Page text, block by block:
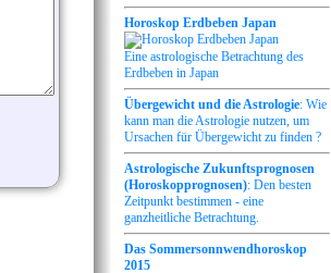
Horoskop Erdbeben Japan
Eine astrologische Betrachtung des
Erdbeben in Japan
Übergewicht und die Astrologie: Wie
kann man die Astrologie nutzen, um
Ursachen für Übergewicht zu finden ?
Astrologische Zukunftsprognosen
(Horoskopprognosen): Den besten
Zeitpunkt bestimmen - eine
ganzheitliche Betrachtung.
Das Sommersonnwendhoroskop
2015